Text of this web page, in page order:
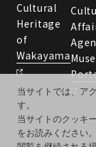
Cultural
Heritage
of
Wakayama
当サイトでは、ア
す。
当サイトのクッキ
をお読みください。